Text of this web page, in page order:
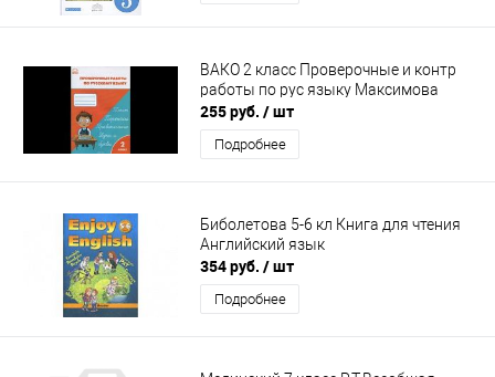
ВАКО 2 класс Проверочные и контр
работы по рус языку Максимова
255 руб. / шт
Подробнее
Биболетова 5-6 кл Книга для чтения
Английский язык
354 руб. / шт
Подробнее